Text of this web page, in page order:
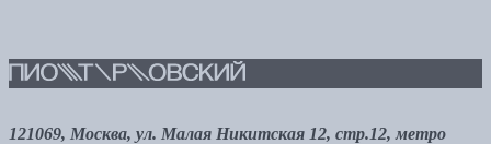
121069, Москва, ул. Малая Никитская 12, стр.12, метро